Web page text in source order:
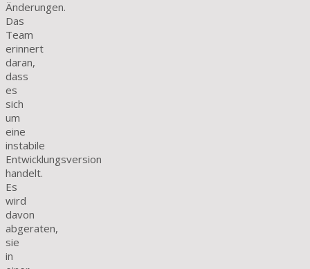
Änderungen.
Das
Team
erinnert
daran,
dass
es
sich
um
eine
instabile
Entwicklungsversion
handelt.
Es
wird
davon
abgeraten,
sie
in